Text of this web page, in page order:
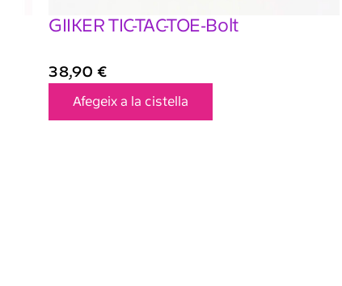
GIIKER TIC-TAC-TOE-Bolt
38,90 €
Afegeix a la cistella